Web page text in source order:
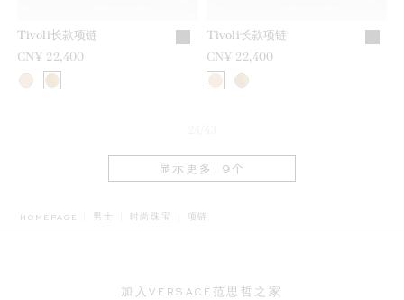
Tivoli长款项链
CN¥ 22,400
Tivoli长款项链
CN¥ 22,400
显示更多19个
HOMEPAGE 男士 时尚珠宝 BREADCRUMB.ADA.LABEL.CURRENT
项链
加入VERSACE范思哲之家